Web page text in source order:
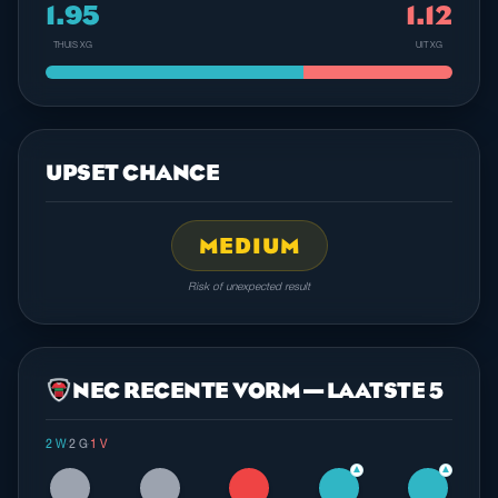
1.95
THUIS XG
1.12
UIT XG
UPSET CHANCE
MEDIUM
Risk of unexpected result
NEC RECENTE VORM — LAATSTE 5
2 W·2 G· 1 V
▲ ▲